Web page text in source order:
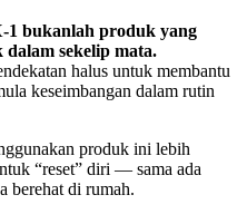
1 bukanlah produk yang
sekelip mata.
halus untuk membantu
keseimbangan dalam rutin
produk ini lebih
“reset” diri — sama ada
berehat di rumah.